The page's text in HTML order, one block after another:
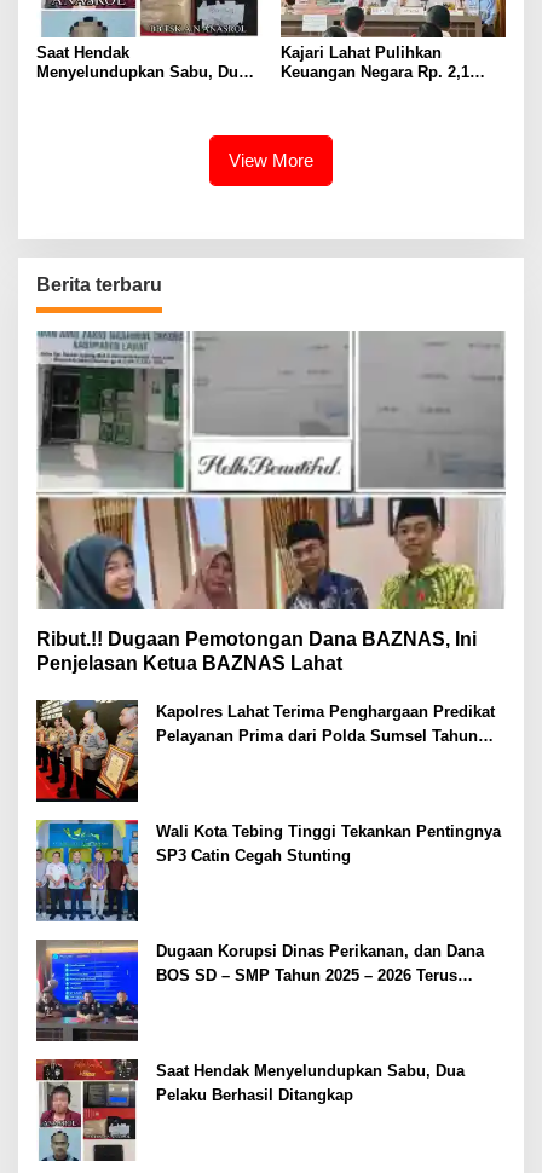
Saat Hendak
Menyelundupkan Sabu, Dua
Kajari Lahat Pulihkan
Keuangan Negara Rp. 2,1
View More
Berita terbaru
Ribut.!! Dugaan Pemotongan Dana BAZNAS, Ini
Penjelasan Ketua BAZNAS Lahat
Kapolres Lahat Terima Penghargaan Predikat
Pelayanan Prima dari Polda Sumsel Tahun
Wali Kota Tebing Tinggi Tekankan Pentingnya
SP3 Catin Cegah Stunting
Dugaan Korupsi Dinas Perikanan, dan Dana
BOS SD – SMP Tahun 2025 – 2026 Terus
Saat Hendak Menyelundupkan Sabu, Dua
Pelaku Berhasil Ditangkap